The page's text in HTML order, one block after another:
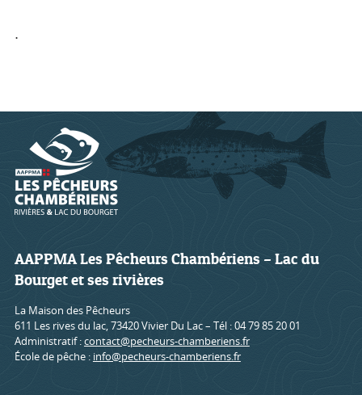
.
AAPPMA Les Pêcheurs Chambériens – Lac du
Bourget et ses rivières
La Maison des Pêcheurs
611 Les rives du lac, 73420 Vivier Du Lac – Tél : 04 79 85 20 01
Administratif :contact@pecheurs-chamberiens.fr
École de pêche : info@pecheurs-chamberiens.fr